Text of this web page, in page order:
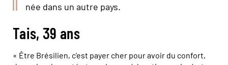
née dans un autre pays.
Tais, 39 ans
« Être Brésilien, c’est payer cher pour avoir du confort,